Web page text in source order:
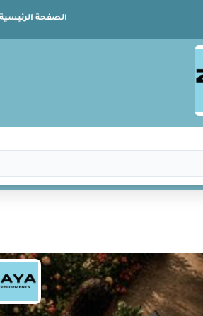
الصفحة الرئيسية